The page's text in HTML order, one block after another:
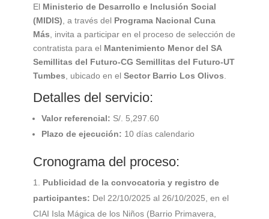
El Ministerio de Desarrollo e Inclusión Social
(MIDIS) , a través del Programa Nacional Cuna
Más , invita a participar en el proceso de selección de
contratista para el Mantenimiento Menor del SA
Semillitas del Futuro-CG Semillitas del Futuro-UT
Tumbes , ubicado en el Sector Barrio Los Olivos
Detalles del servicio:
Valor referencial: S/. 5,297.60
Plazo de ejecución: 10 días calendario
Cronograma del proceso:
Publicidad de la convocatoria y registro de
participantes: Del 22/10/2025 al 26/10/2025, en el
CIAI Isla Mágica de los Niños (Barrio Primavera,